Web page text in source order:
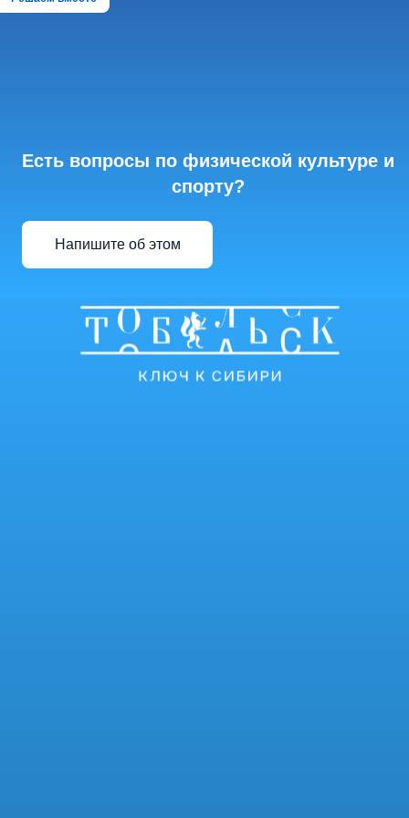
Есть вопросы по физической культуре и
спорту?
Напишите об этом